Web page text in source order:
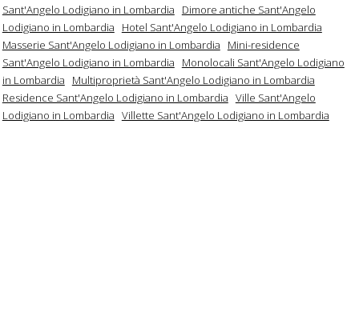
Sant'Angelo Lodigiano in Lombardia
Dimore antiche Sant'Angelo
Lodigiano in Lombardia
Hotel Sant'Angelo Lodigiano in Lombardia
Masserie Sant'Angelo Lodigiano in Lombardia
Mini-residence
Sant'Angelo Lodigiano in Lombardia
Monolocali Sant'Angelo Lodigiano
in Lombardia
Multiproprietà Sant'Angelo Lodigiano in Lombardia
Residence Sant'Angelo Lodigiano in Lombardia Ville Sant'Angelo
Lodigiano in Lombardia Villette Sant'Angelo Lodigiano in Lombardia